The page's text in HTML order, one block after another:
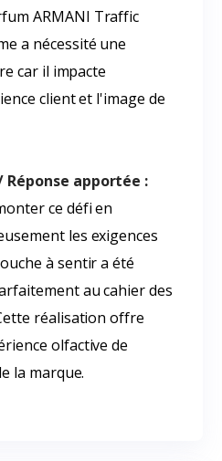
ARMANI Traffic
a nécessité une
car il impacte
client et l'image de
apportée :
ce défi en
les exigences
à sentir a été
au cahier des
réalisation offre
olfactive de
la marque.